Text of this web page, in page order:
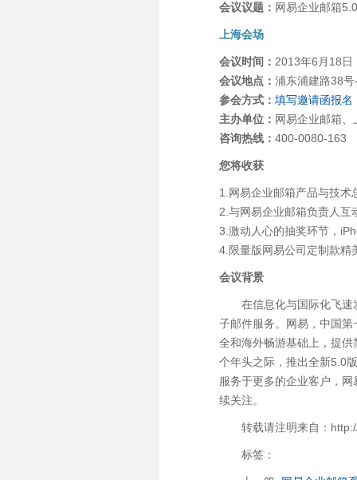
会议议题： 网易企业邮箱
上海会场
会议时间： 2013年6月18日
会议地点： 浦东浦建路38
参会方式： 填写邀请函报名
主办单位： 网易企业邮箱
咨询热线： 400-0080-163
您将收获
1.网易企业邮箱产品与技术
2.与网易企业邮箱负责人互
3.激动人心的抽奖环节，
4.限量版网易公司定制款精
会议背景
在信息化与国际化飞
子邮件服务。网易，中国
全和海外畅游基础上，提
个年头之际，推出全新5.0
服务于更多的企业客户，
续关注。
转载请注明来自：
标签：